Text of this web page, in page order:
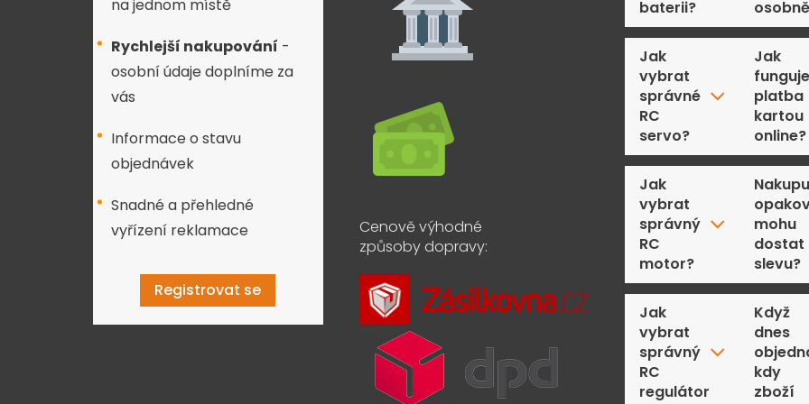
na jednom místě
Rychlejší nakupování -
osobní údaje doplníme za
vás
Informace o stavu
objednávek
Snadné a přehledné
vyřízení reklamace
Registrovat se
Cenově výhodné
způsoby dopravy:
baterii?
Jak
vybrat
správné
RC
servo?
Jak
vybrat
správný
RC
motor?
Jak
vybrat
správný
RC
regulátor
Jak
funguje
platba
kartou
online?
mohu
dostat
slevu?
Když
dnes
kdy
zboží